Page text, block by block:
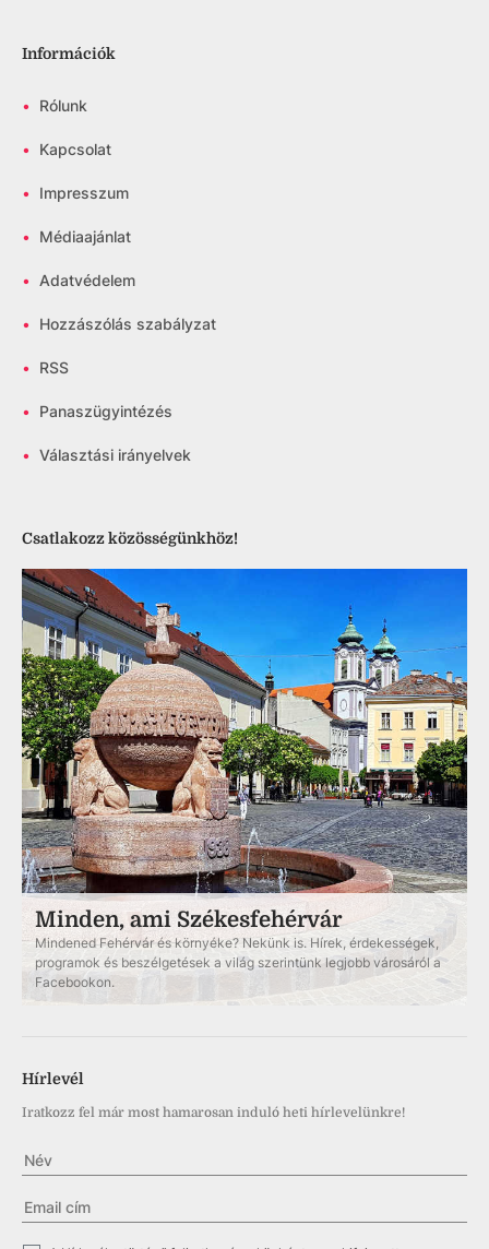
Információk
• Rólunk
• Kapcsolat
• Impresszum
• Médiaajánlat
• Adatvédelem
• Hozzászólás szabályzat
• RSS
• Panaszügyintézés
• Választási irányelvek
Csatlakozz közösségünkhöz!
Minden, ami Székesfehérvár
Mindened Fehérvár és környéke? Nekünk is. Hírek, érdekességek,
programok és beszélgetések a világ szerintünk legjobb városáról a
Facebookon.
Hírlevél
Iratkozz fel már most hamarosan induló heti hírlevelünkre!